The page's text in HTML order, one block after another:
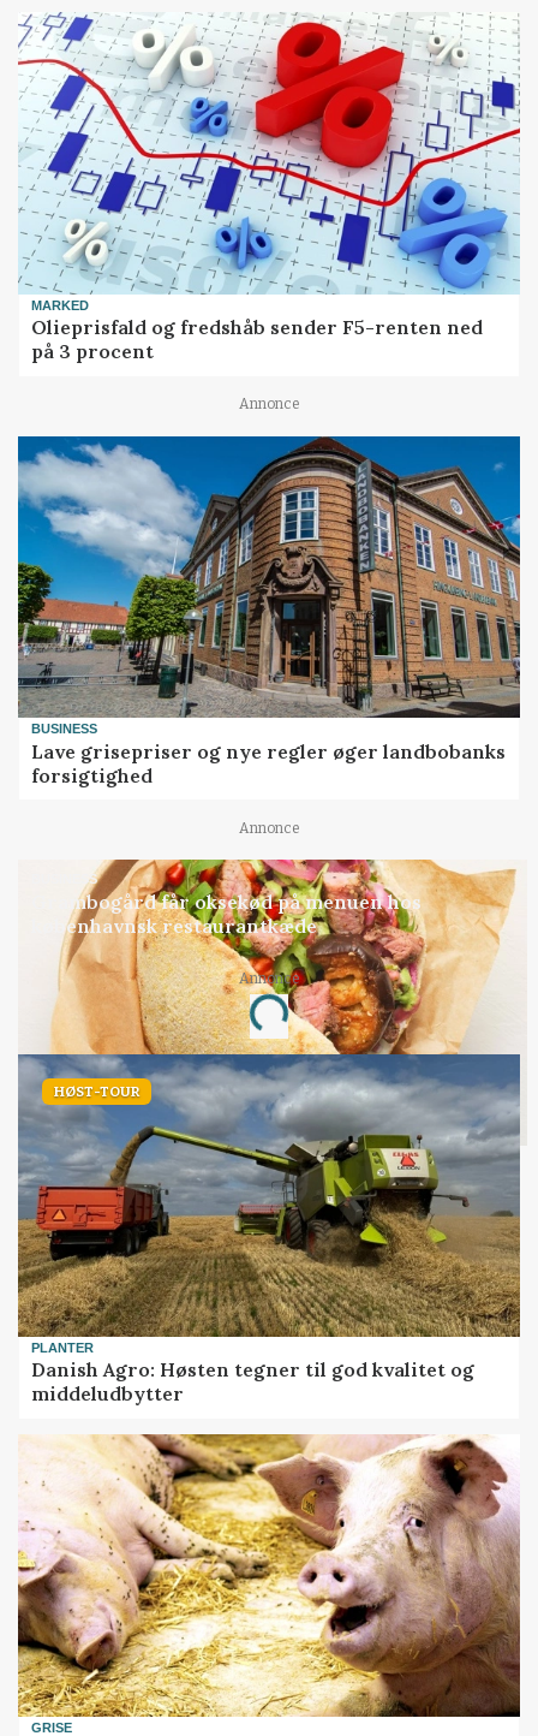
MARKED
Olieprisfald og fredshåb sender F5-renten ned
på 3 procent
Annonce
BUSINESS
Lave grisepriser og nye regler øger landbobanks
forsigtighed
Annonce
BUSINESS
Grambogård får oksekød på menuen hos
københavnsk restaurantkæde
Annonce
Loading...
HØST-TOUR
PLANTER
Danish Agro: Høsten tegner til god kvalitet og
middeludbytter
GRISE